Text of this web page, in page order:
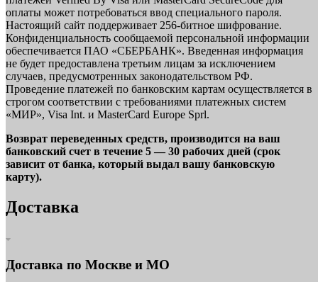
оплаты может потребоваться ввод специального пароля.
Настоящий сайт поддерживает 256-битное шифрование.
Конфиденциальность сообщаемой персональной информации
обеспечивается ПАО «СБЕРБАНК». Введенная информация
не будет предоставлена третьим лицам за исключением
случаев, предусмотренных законодательством РФ.
Проведение платежей по банковским картам осуществляется в
строгом соответствии с требованиями платежных систем
«МИР», Visa Int. и MasterCard Europe Sprl.
Возврат переведенных средств, производится на ваш
банковский счет в течение 5 — 30 рабочих дней (срок
зависит от банка, который выдал вашу банковскую
карту).
Доставка
Доставка по Москве и МО